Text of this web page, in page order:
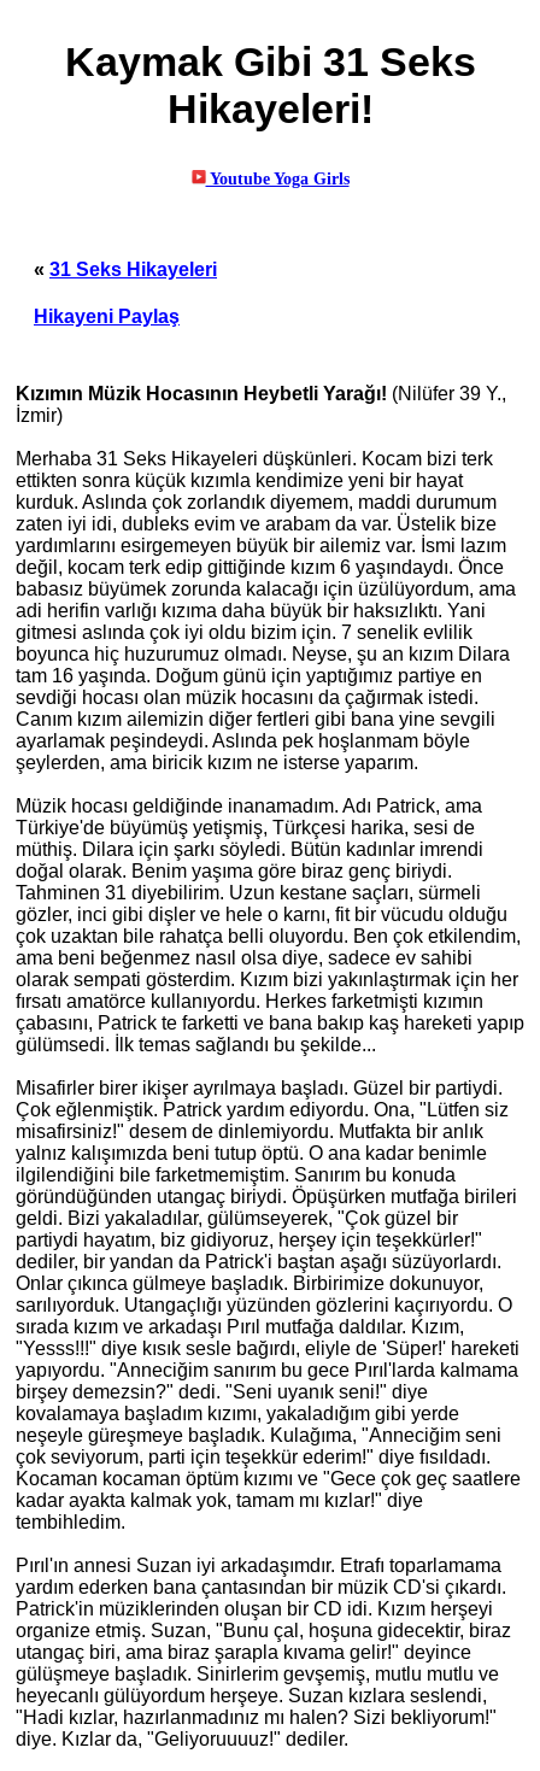
Kaymak Gibi 31 Seks
Hikayeleri!
« 31 Seks Hikayeleri
Hikayeni Paylaş
Kızımın Müzik Hocasının Heybetli Yarağı! (Nilüfer 39 Y.,
İzmir)
Merhaba 31 Seks Hikayeleri düşkünleri. Kocam bizi terk
ettikten sonra küçük kızımla kendimize yeni bir hayat
kurduk. Aslında çok zorlandık diyemem, maddi durumum
zaten iyi idi, dubleks evim ve arabam da var. Üstelik bize
yardımlarını esirgemeyen büyük bir ailemiz var. İsmi lazım
değil, kocam terk edip gittiğinde kızım 6 yaşındaydı. Önce
babasız büyümek zorunda kalacağı için üzülüyordum, ama
adi herifin varlığı kızıma daha büyük bir haksızlıktı. Yani
gitmesi aslında çok iyi oldu bizim için. 7 senelik evlilik
boyunca hiç huzurumuz olmadı. Neyse, şu an kızım Dilara
tam 16 yaşında. Doğum günü için yaptığımız partiye en
sevdiği hocası olan müzik hocasını da çağırmak istedi.
Canım kızım ailemizin diğer fertleri gibi bana yine sevgili
ayarlamak peşindeydi. Aslında pek hoşlanmam böyle
şeylerden, ama biricik kızım ne isterse yaparım.
Müzik hocası geldiğinde inanamadım. Adı Patrick, ama
Türkiye'de büyümüş yetişmiş, Türkçesi harika, sesi de
müthiş. Dilara için şarkı söyledi. Bütün kadınlar imrendi
doğal olarak. Benim yaşıma göre biraz genç biriydi.
Tahminen 31 diyebilirim. Uzun kestane saçları, sürmeli
gözler, inci gibi dişler ve hele o karnı, fit bir vücudu olduğu
çok uzaktan bile rahatça belli oluyordu. Ben çok etkilendim,
ama beni beğenmez nasıl olsa diye, sadece ev sahibi
olarak sempati gösterdim. Kızım bizi yakınlaştırmak için her
fırsatı amatörce kullanıyordu. Herkes farketmişti kızımın
çabasını, Patrick te farketti ve bana bakıp kaş hareketi yapıp
gülümsedi. İlk temas sağlandı bu şekilde...
Misafirler birer ikişer ayrılmaya başladı. Güzel bir partiydi.
Çok eğlenmiştik. Patrick yardım ediyordu. Ona, "Lütfen siz
misafirsiniz!" desem de dinlemiyordu. Mutfakta bir anlık
yalnız kalışımızda beni tutup öptü. O ana kadar benimle
ilgilendiğini bile farketmemiştim. Sanırım bu konuda
göründüğünden utangaç biriydi. Öpüşürken mutfağa birileri
geldi. Bizi yakaladılar, gülümseyerek, "Çok güzel bir
partiydi hayatım, biz gidiyoruz, herşey için teşekkürler!"
dediler, bir yandan da Patrick'i baştan aşağı süzüyorlardı.
Onlar çıkınca gülmeye başladık. Birbirimize dokunuyor,
sarılıyorduk. Utangaçlığı yüzünden gözlerini kaçırıyordu. O
sırada kızım ve arkadaşı Pırıl mutfağa daldılar. Kızım,
"Yesss!!!" diye kısık sesle bağırdı, eliyle de 'Süper!' hareketi
yapıyordu. "Anneciğim sanırım bu gece Pırıl'larda kalmama
birşey demezsin?" dedi. "Seni uyanık seni!" diye
kovalamaya başladım kızımı, yakaladığım gibi yerde
neşeyle güreşmeye başladık. Kulağıma, "Anneciğim seni
çok seviyorum, parti için teşekkür ederim!" diye fısıldadı.
Kocaman kocaman öptüm kızımı ve "Gece çok geç saatlere
kadar ayakta kalmak yok, tamam mı kızlar!" diye
tembihledim.
Pırıl'ın annesi Suzan iyi arkadaşımdır. Etrafı toparlamama
yardım ederken bana çantasından bir müzik CD'si çıkardı.
Patrick'in müziklerinden oluşan bir CD idi. Kızım herşeyi
organize etmiş. Suzan, "Bunu çal, hoşuna gidecektir, biraz
utangaç biri, ama biraz şarapla kıvama gelir!" deyince
gülüşmeye başladık. Sinirlerim gevşemiş, mutlu mutlu ve
heyecanlı gülüyordum herşeye. Suzan kızlara seslendi,
"Hadi kızlar, hazırlanmadınız mı halen? Sizi bekliyorum!"
diye. Kızlar da, "Geliyoruuuuz!" dediler.